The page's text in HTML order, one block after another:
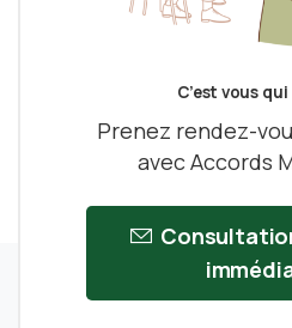
C’est vous
Prenez rendez-
avec Accords